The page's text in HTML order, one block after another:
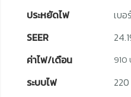
ประหยัดไฟ
เบ
SEER
ค่าไฟ/เดือน
910
ระบบไฟ